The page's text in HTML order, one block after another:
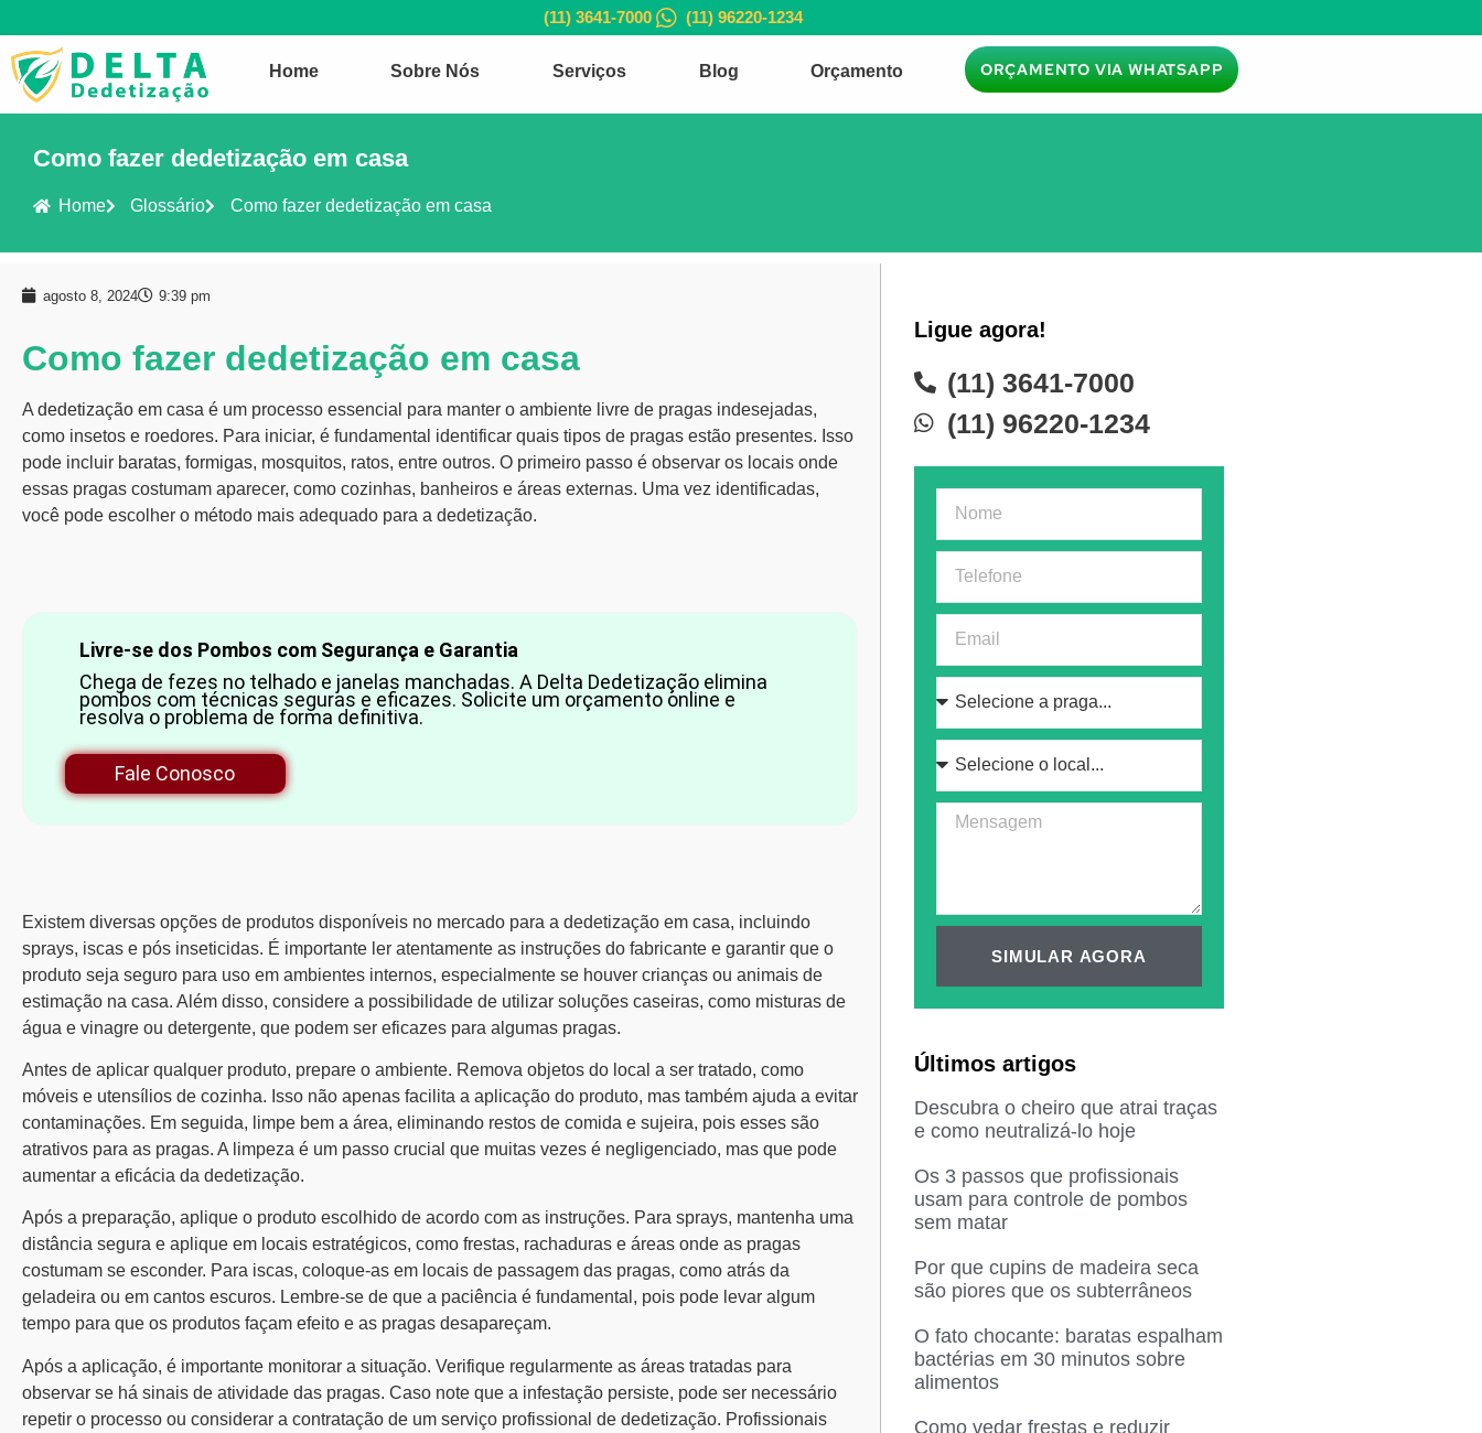
(11) 3641-7000 (11) 96220-1234
Home Sobre Nós Serviços Blog Orçamento ORÇAMENTO VIA WHATSAPP
Como fazer dedetização em casa
Home Glossário Como fazer dedetização em casa
agosto 8, 2024 9:39 pm
Como fazer dedetização em casa
A dedetização em casa é um processo essencial para manter o ambiente livre de pragas indesejadas,
como insetos e roedores. Para iniciar, é fundamental identificar quais tipos de pragas estão presentes. Isso
pode incluir baratas, formigas, mosquitos, ratos, entre outros. O primeiro passo é observar os locais onde
essas pragas costumam aparecer, como cozinhas, banheiros e áreas externas. Uma vez identificadas,
você pode escolher o método mais adequado para a dedetização.
Livre-se dos Pombos com Segurança e Garantia
Chega de fezes no telhado e janelas manchadas. A Delta Dedetização elimina
pombos com técnicas seguras e eficazes. Solicite um orçamento online e
resolva o problema de forma definitiva.
Fale Conosco
Existem diversas opções de produtos disponíveis no mercado para a dedetização em casa, incluindo
sprays, iscas e pós inseticidas. É importante ler atentamente as instruções do fabricante e garantir que o
produto seja seguro para uso em ambientes internos, especialmente se houver crianças ou animais de
estimação na casa. Além disso, considere a possibilidade de utilizar soluções caseiras, como misturas de
água e vinagre ou detergente, que podem ser eficazes para algumas pragas.
Antes de aplicar qualquer produto, prepare o ambiente. Remova objetos do local a ser tratado, como
móveis e utensílios de cozinha. Isso não apenas facilita a aplicação do produto, mas também ajuda a evitar
contaminações. Em seguida, limpe bem a área, eliminando restos de comida e sujeira, pois esses são
atrativos para as pragas. A limpeza é um passo crucial que muitas vezes é negligenciado, mas que pode
aumentar a eficácia da dedetização.
Após a preparação, aplique o produto escolhido de acordo com as instruções. Para sprays, mantenha uma
distância segura e aplique em locais estratégicos, como frestas, rachaduras e áreas onde as pragas
costumam se esconder. Para iscas, coloque-as em locais de passagem das pragas, como atrás da
geladeira ou em cantos escuros. Lembre-se de que a paciência é fundamental, pois pode levar algum
tempo para que os produtos façam efeito e as pragas desapareçam.
Após a aplicação, é importante monitorar a situação. Verifique regularmente as áreas tratadas para
observar se há sinais de atividade das pragas. Caso note que a infestação persiste, pode ser necessário
repetir o processo ou considerar a contratação de um serviço profissional de dedetização. Profissionais
Ligue agora!
(11) 3641-7000
(11) 96220-1234
SIMULAR AGORA
Últimos artigos
Descubra o cheiro que atrai traças
e como neutralizá-lo hoje
Os 3 passos que profissionais
usam para controle de pombos
sem matar
Por que cupins de madeira seca
são piores que os subterrâneos
O fato chocante: baratas espalham
bactérias em 30 minutos sobre
alimentos
Como vedar frestas e reduzir